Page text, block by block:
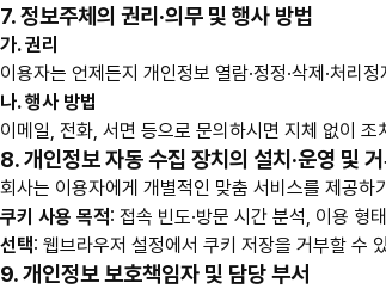
7. 정보주체의 권리·의무 및 행사 방법
가. 권리
이용자는 언제든지 개인정보 열람·정정·삭제·처
나. 행사 방법
이메일, 전화, 서면 등으로 문의하시면 지체 없이
8. 개인정보 자동 수집 장치의 설치·운영 및
회사는 이용자에게 개별적인 맞춤 서비스를 제공
쿠키 사용 목적: 접속 빈도·방문 시간 분석, 이용 형
선택: 웹브라우저 설정에서 쿠키 저장을 거부할 수
9. 개인정보 보호책임자 및 담당 부서